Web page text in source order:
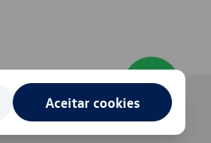
Aceitar cookies